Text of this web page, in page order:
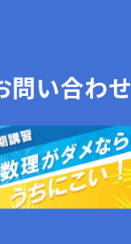
問い合わせ